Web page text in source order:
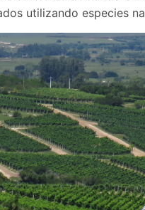
utilizando especies